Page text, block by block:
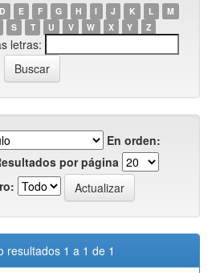
D E F G H I J K L
M
S T U V W X Y Z
letras:
En orden:
por página
resultados 1 a 1 de 1